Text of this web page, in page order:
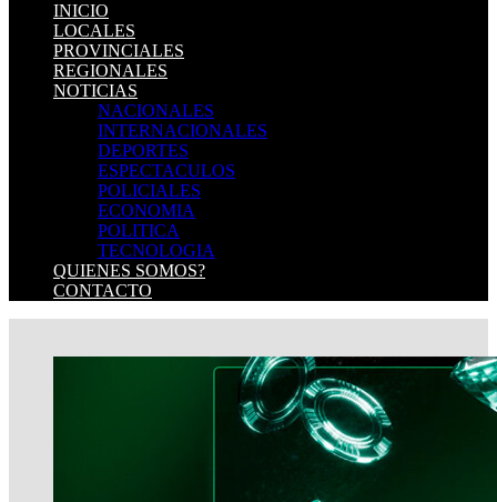
INICIO
LOCALES
PROVINCIALES
REGIONALES
NOTICIAS
NACIONALES
INTERNACIONALES
DEPORTES
ESPECTACULOS
POLICIALES
ECONOMIA
POLITICA
TECNOLOGIA
QUIENES SOMOS?
CONTACTO